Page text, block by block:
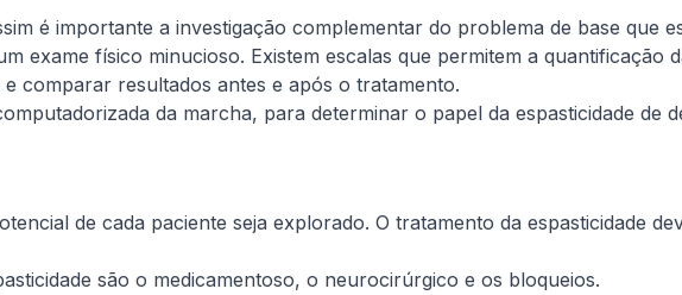
é importante a investigação complementar do problema de base que
exame físico minucioso. Existem escalas que permitem a quantificação
comparar resultados antes e após o tratamento.
da marcha, para determinar o papel da espasticidade de
de cada paciente seja explorado. O tratamento da espasticidade
são o medicamentoso, o neurocirúrgico e os bloqueios.